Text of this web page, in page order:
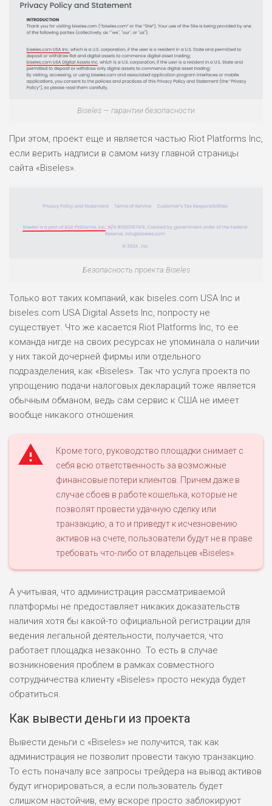
Biseles — гарантии безопасности
При этом, проект еще и является частью Riot Platforms Inc,
если верить надписи в самом низу главной страницы
сайта «Biseles».
Безопасность проекта Biseles
Только вот таких компаний, как biseles.com USA Inc и
biseles.com USA Digital Assets Inc, попросту не
существует. Что же касается Riot Platforms Inc, то ее
команда нигде на своих ресурсах не упоминала о наличии
у них такой дочерней фирмы или отдельного
подразделения, как «Biseles». Так что услуга проекта по
упрощению подачи налоговых деклараций тоже является
обычным обманом, ведь сам сервис к США не имеет
вообще никакого отношения.
Кроме того, руководство площадки снимает с
себя всю ответственность за возможные
финансовые потери клиентов. Причем даже в
случае сбоев в работе кошелька, которые не
позволят провести удачную сделку или
транзакцию, а то и приведут к исчезновению
активов на счете, пользователи будут не в праве
требовать что-либо от владельцев «Biseles».
А учитывая, что администрация рассматриваемой
платформы не предоставляет никаких доказательств
наличия хотя бы какой-то официальной регистрации для
ведения легальной деятельности, получается, что
работает площадка незаконно. То есть в случае
возникновения проблем в рамках совместного
сотрудничества клиенту «Biseles» просто некуда будет
обратиться.
Как вывести деньги из проекта
Вывести деньги с «Biseles» не получится, так как
администрация не позволит провести такую транзакцию.
То есть поначалу все запросы трейдера на вывод активов
будут игнорироваться, а если пользователь будет
слишком настойчив, ему вскоре просто заблокируют